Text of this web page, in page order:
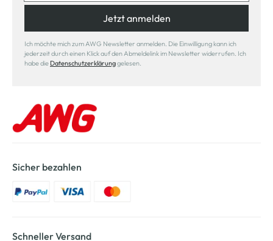
Jetzt anmelden
Ich möchte mich zum AWG Newsletter anmelden. Die Einwilligung kann ich
jederzeit durch einen Klick auf den Abmeldelink im Newsletter widerrufen. Ich
habe die Datenschutzerklärunggelesen.
Sicher bezahlen
Schneller Versand